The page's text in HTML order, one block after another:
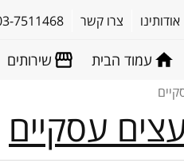
אודותינו צרו קשר 7511468
עמוד הבית שירותים
עסקיים